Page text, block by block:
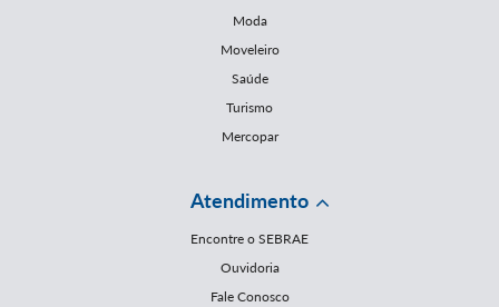
Moda
Moveleiro
Saúde
Turismo
Mercopar
Atendimento
Encontre o SEBRAE
Ouvidoria
Fale Conosco